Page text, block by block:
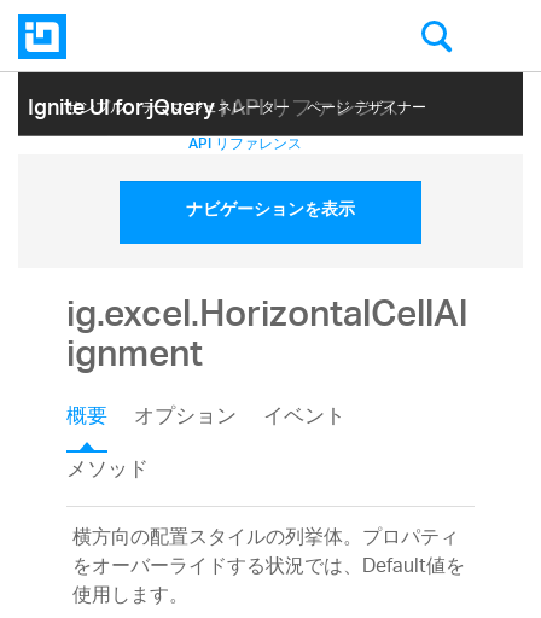
Ignite UI for jQuery| API リファレンス
サンプル テーマ ジェネレーター ページ デザイナー
ヘルプ トピック API リファレンス
ナビゲーションを表示
ig.excel.HorizontalCellAl
ignment
概要 オプション
イベント
メソッド
横方向の配置スタイルの列挙体。プロパティ
をオーバーライドする状況では、Default値を
使用します。